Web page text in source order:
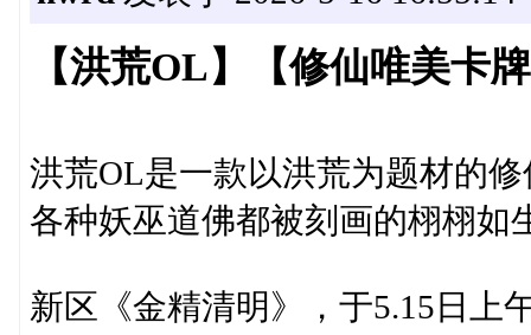
【洪荒OL】【修仙唯美卡
洪荒OL是一款以洪荒为题材的
各种妖巫道佛都被刻画的栩栩如
新区《金精清明》，于5.15日上